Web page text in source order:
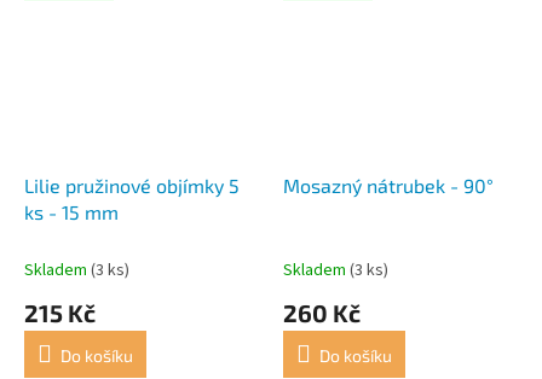
Lilie pružinové objímky 5
ks - 15 mm
Skladem (3 ks)
215 Kč
Do košíku
Mosazný nátrubek - 90°
Skladem (3 ks)
260 Kč
Do košíku